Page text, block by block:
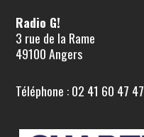
Radio G!
3 rue de la Rame
49100 Angers
Téléphone : 02 41 60 47 47